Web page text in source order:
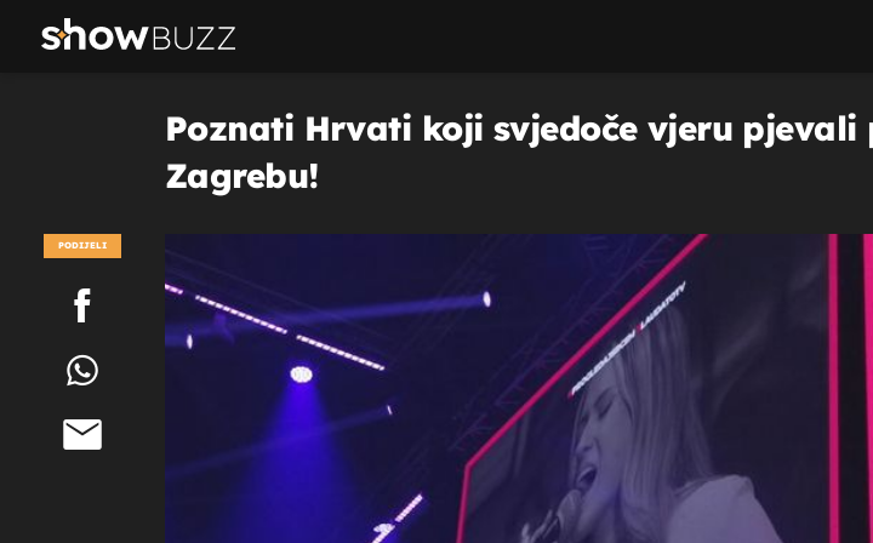
Poznati Hrvati koji svjedoče vjeru pjevali
Zagrebu!
PODIJELI